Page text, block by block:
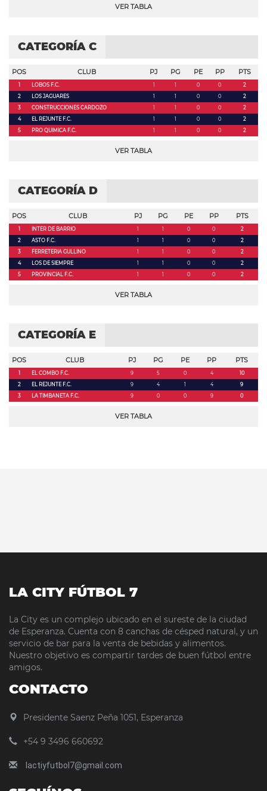
VER TABLA
CATEGORÍA C
POS CLUB PJ PG PE PP PTS
1 LOBOS F.C. 1 1 0 0
2
2
LOS JAGUARES 1 1 0 0
2
3
CONSTRUCCIONES CARDOZO 1 1 0 0
2
4
EL REJUNTE F.C. 1 1 0 0
2
5
PRO QUIMICA F.C. 1 1 0 0 2
VER TABLA
CATEGORÍA D
POS CLUB PJ PG PE PP PTS
1 INTER DE BARRIO 1 1 0 0
2
2
ASTO F.C. 1 1 0 0
2
3
FERRETERIA GULLINO 1 1 0 0
2
4
LOS DE SIEMPRE 1 1 0 0
2
5
PROVINCIAL F.C. 1 1 0 0 2
VER TABLA
CATEGORÍA E
POS CLUB PJ PG PE PP PTS
1 EL COMBO F.C. 9 5 0 4
10
2
EL REJUNTE F.C. 9 4 1 4
9
3
LA TIMBANETA F.C. 9 0 0 9 0
VER TABLA
LA CITY FÚTBOL 7
La City es un complejo ubicado en el sureste de la ciudad
de Esperanza. Cuenta con 8 canchas de césped natural, y un
servicio de bar para la venta de bebidas y alimentos.
Nuestro objetivo es compartir tardes de buen fútbol entre
amigos.
CONTACTO
Presidente Saenz Peña 1051, Esperanza
+54 9 3496 660692
lactiyfutbol7@gmail.com